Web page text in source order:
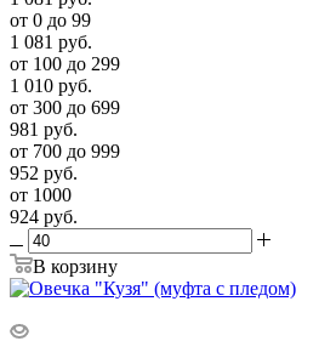
от 0 до 99
1 081 руб.
от 100 до 299
1 010 руб.
от 300 до 699
981 руб.
от 700 до 999
952 руб.
от 1000
924 руб.
В корзину